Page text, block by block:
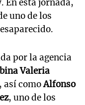
En esta jornada,
uno de los
por la agencia
Valeria
, así comoAlfonso
, uno de los